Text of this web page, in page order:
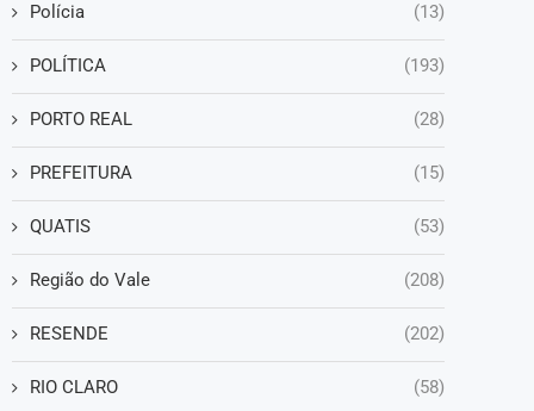
Polícia (13)
POLÍTICA (193)
PORTO REAL (28)
PREFEITURA (15)
QUATIS (53)
Região do Vale (208)
RESENDE (202)
RIO CLARO (58)